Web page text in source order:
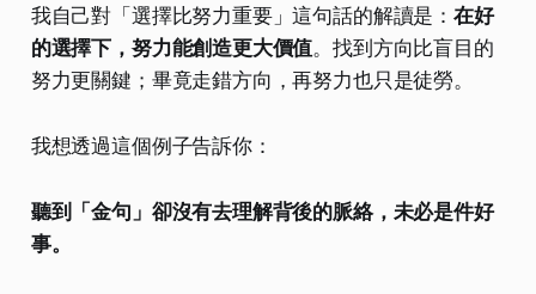
我自己對「選擇比努力重要」這句話的解讀是：在好
的選擇下，努力能創造更大價值。找到方向比盲目的
努力更關鍵；畢竟走錯方向，再努力也只是徒勞。
我想透過這個例子告訴你：
聽到「金句」卻沒有去理解背後的脈絡，未必是件好
事。